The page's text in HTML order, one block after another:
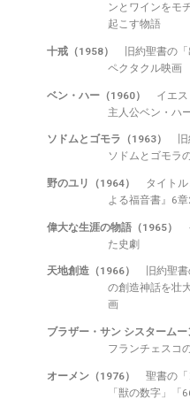
ンとワインをモ
起こす物語
十戒（1958）
旧約聖書の
ペクタクル映画
ベン・ハー（1960）
イエ
主人公ベン・ハ
ソドムとゴモラ（1963）
ソドムとゴモラ
野のユリ（1964）
タイト
よる福音書』6
偉大な生涯の物語（1965）
た史劇
天地創造（1966）
旧約聖
の創造神話を壮
画
ブラザー・サン シスタームー
フランチェスコ
オーメン（1976）
聖書の
「獣の数字」「